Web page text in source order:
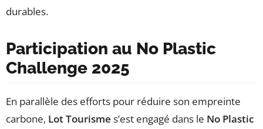
durables.
Participation au No Plastic
Challenge 2025
En parallèle des efforts pour réduire son empreinte
carbone, Lot Tourisme s’est engagé dans le No Plastic